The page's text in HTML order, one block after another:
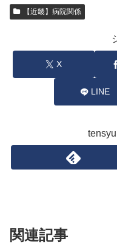
【近畿】病院関係
X
LINE
関連記事